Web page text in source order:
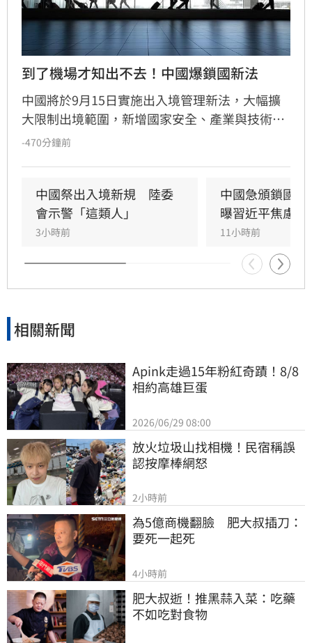
到了機場才知出不去！中國爆鎖國新法
中國將於9月15日實施出入境管理新法，大幅擴
大限制出境範圍，新增國家安全、產業與技術安
全等紅線。最引發爭議的是法規允許官方在不通
身自由裁量權完全掌握在官方手中，不僅衝擊外
商與科技人才，常往返兩岸的台商及企業高管更
是高風險群。隨著執法尺度不明，建議相關人士
須密切關注法規動向，以免在前往機場時才驚覺
被禁止出境，淪為新法祭品，人身安全與營運風
險恐顯著提升。
-470分鐘前
中國祭出入境新規　陸委
會示警「這類人」
3小時前
中國急頒鎖國
曝習近平焦慮2
11小時前
相關新聞
Apink走過15年粉紅奇蹟！8/8
相約高雄巨蛋
2026/06/29 08:00
放火垃圾山找相機！民宿稱誤
認按摩棒網怒
2小時前
為5億商機翻臉　肥大叔插刀：
要死一起死
4小時前
肥大叔逝！推黑蒜入菜：吃藥
不如吃對食物